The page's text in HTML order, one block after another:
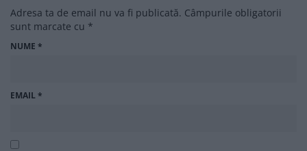
Adresa ta de email nu va fi publicată. Câmpurile obligatorii
sunt marcate cu *
NUME *
EMAIL*